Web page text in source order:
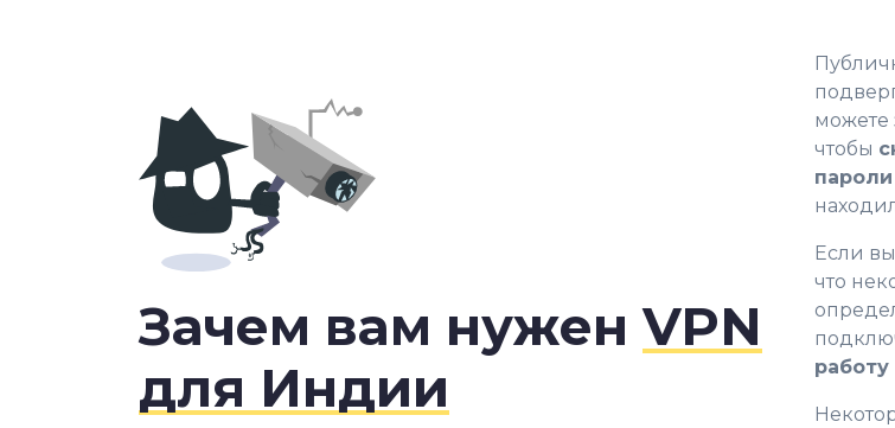
Зачем вам нуженVPN
для Индии
можете
чтобы
Если
что